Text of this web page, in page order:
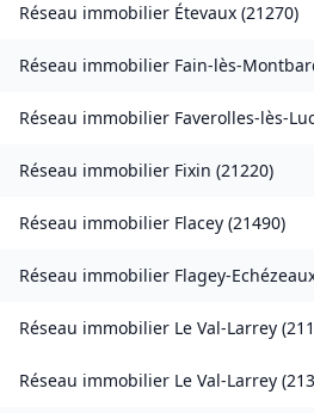
Réseau immobilier Étevaux (21270)
Réseau immobilier Fain-lès-
Réseau immobilier Faverolles-lès-
Réseau immobilier Fixin (21220)
Réseau immobilier Flacey (21490)
Réseau immobilier Flagey-
Réseau immobilier Le Val-Larrey (
Réseau immobilier Le Val-Larrey (